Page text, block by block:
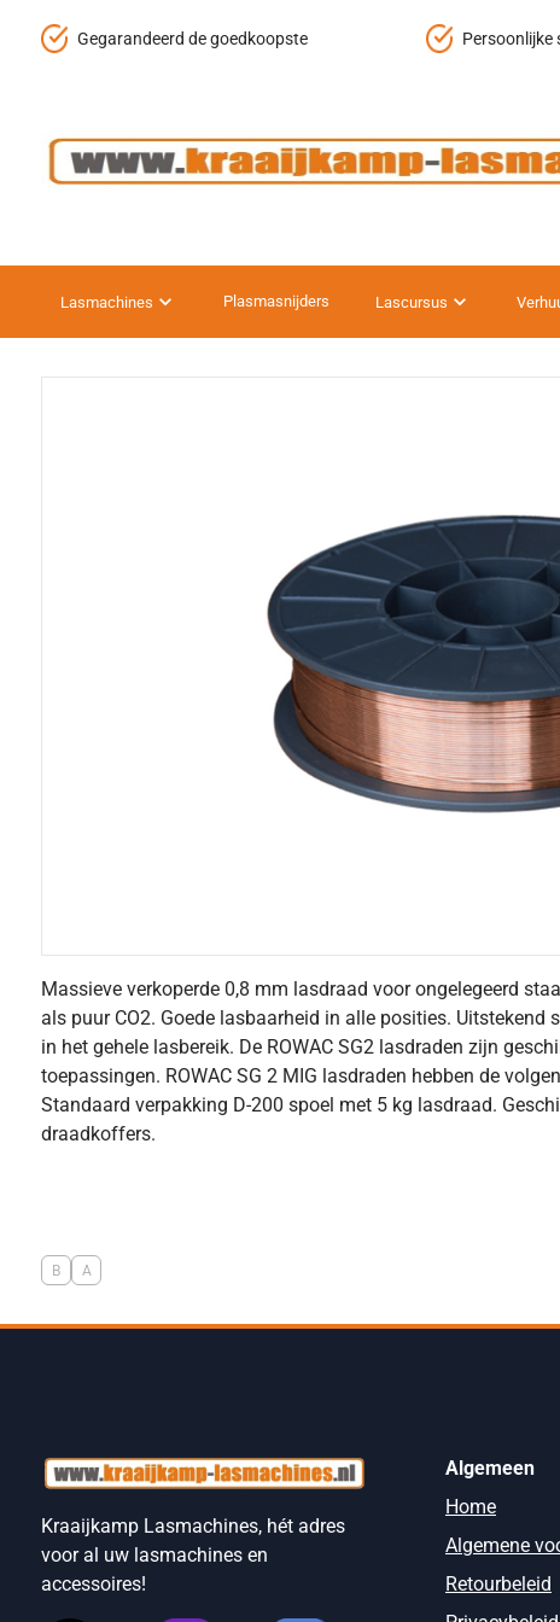
Gegarandeerd de goedkoopste Persoonlijke
Lasmachines Plasmasnijders Lascursus
Massieve verkoperde 0,8 mm lasdraad voor ongelegeerd
als puur CO2. Goede lasbaarheid in alle posities.
in het gehele lasbereik. De ROWAC SG2 lasdraden zijn
toepassingen. ROWAC SG 2 MIG lasdraden hebben de
Standaard verpakking D-200 spoel met 5 kg lasdraad.
draadkoffers.
B A
Kraaijkamp Lasmachines, hét adres
voor al uw lasmachines en
accessoires!
Algemeen
Home
Algemene
Retourbeleid